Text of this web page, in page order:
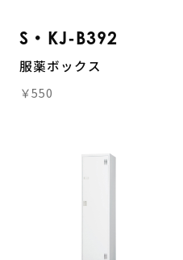
S・KJ-B392
服薬ボックス
￥550